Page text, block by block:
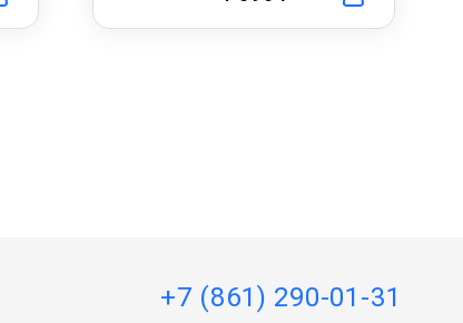
+7 (861) 290-01-31